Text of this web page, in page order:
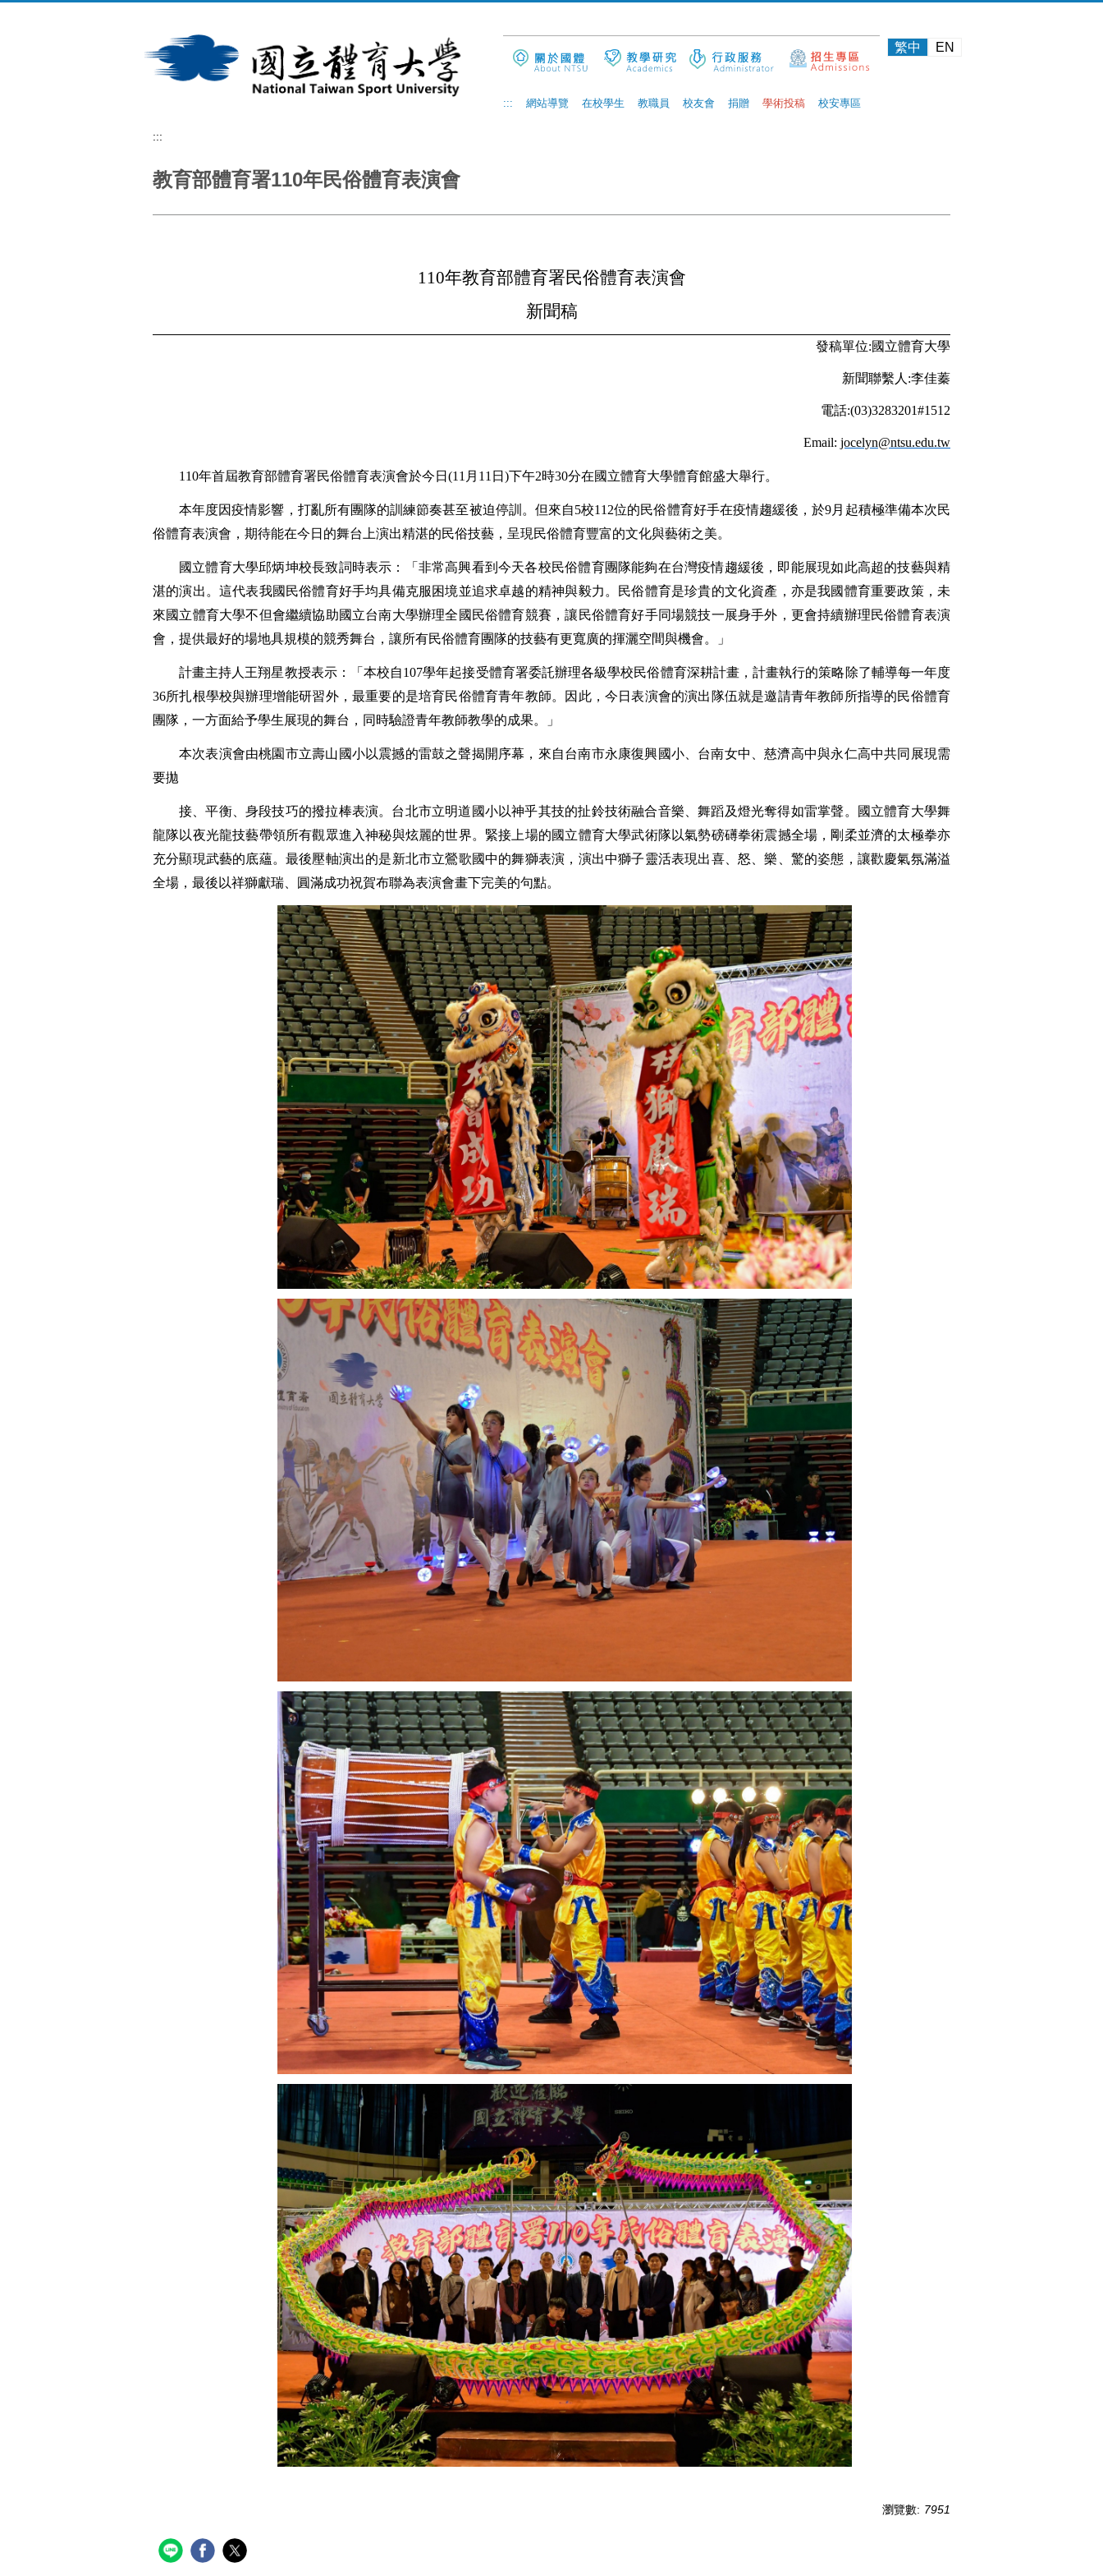
::: 網站導覽 在校學生 教職員 校友會 捐贈 學術投稿 校安專區
繁中 EN
:::
教育部體育署110年民俗體育表演會
110年教育部體育署民俗體育表演會
新聞稿
發稿單位:國立體育大學
新聞聯繫人:李佳蓁
電話:(03)3283201#1512
Email: jocelyn@ntsu.edu.tw
110年首屆教育部體育署民俗體育表演會於今日 (11月 11 日 ) 下午2時30分在國立體育大學體育館盛大舉行。
本年度因疫情影響，打亂所有團隊的訓練節奏甚至被迫停訓。但來自5校112位的民俗體育好手在疫情趨緩後，於9月起積極準備本次民
俗體育表演會，期待能在今日的舞台上演出精湛的民俗技藝，呈現民俗體育豐富的文化與藝術之美。
國立體育大學邱炳坤校長致詞時表示：「非常高興看到今天各校民俗體育團隊能夠在台灣疫情趨緩後，即能展現如此高超的技藝與精
湛的演出。這代表我國民俗體育好手均具備克服困境並追求卓越的精神與毅力。民俗體育是珍貴的文化資產，亦是我國體育重要政策，未
來國立體育大學不但會繼續協助國立台南大學辦理全國民俗體育競賽，讓民俗體育好手同場競技一展身手外，更會持續辦理民俗體育表演
會，提供最好的場地具規模的競秀舞台，讓所有民俗體育團隊的技藝有更寬廣的揮灑空間與機會。」
計畫主持人王翔星教授表示：「本校自107學年起接受體育署委託辦理各級學校民俗體育深耕計畫，計畫執行的策略除了輔導每一年度
36所扎根學校與辦理增能研習外，最重要的是培育民俗體育青年教師。因此，今日表演會的演出隊伍就是邀請青年教師所指導的民俗體育
團隊，一方面給予學生展現的舞台，同時驗證青年教師教學的成果。」
本次表演會由桃園市立壽山國小以震撼的雷鼓之聲揭開序幕，來自台南市永康復興國小、台南女中、慈濟高中與永仁高中共同展現需
要拋
接、平衡、身段技巧的撥拉棒表演。台北市立明道國小以神乎其技的扯鈴技術融合音樂、舞蹈及燈光奪得如雷掌聲。國立體育大學舞
龍隊以夜光龍技藝帶領所有觀眾進入神秘與炫麗的世界。緊接上場的國立體育大學武術隊以氣勢磅礡拳術震撼全場，剛柔並濟的太極拳亦
充分顯現武藝的底蘊。最後壓軸演出的是新北市立鶯歌國中的舞獅表演，演出中獅子靈活表現出喜、怒、樂、驚的姿態，讓歡慶氣氛滿溢
全場，最後以祥獅獻瑞、圓滿成功祝賀布聯為表演會畫下完美的句點。
瀏覽數: 7951